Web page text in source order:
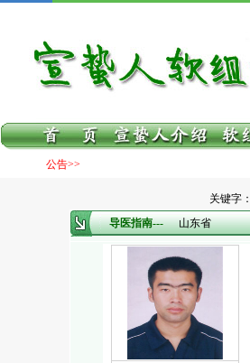
公告>>
关键字：
导医指南---
山东省